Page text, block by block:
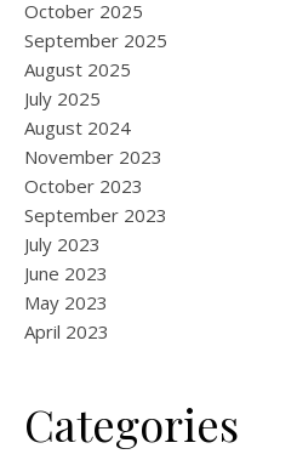
October 2025
September 2025
August 2025
July 2025
August 2024
November 2023
October 2023
September 2023
July 2023
June 2023
May 2023
April 2023
Categories